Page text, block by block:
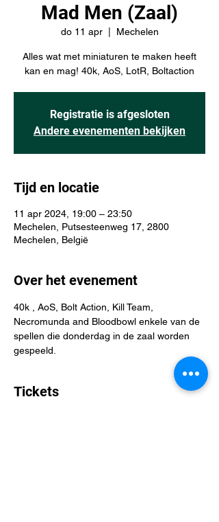
Mad Men (Zaal)
do 11 apr
  |
Mechelen
Alles wat met miniaturen te maken heeft
kan en mag! 40k, AoS, LotR, Boltaction
Registratie is afgesloten
Andere evenementen bekijken
Tijd en locatie
11 apr 2024, 19:00 – 23:50
Mechelen, Putsesteenweg 17, 2800
Mechelen, België
Over het evenement
40k , AoS, Bolt Action, Kill Team,
Necromunda and Bloodbowl enkele van de
spellen die donderdag in de zaal worden
gespeeld.
Tickets